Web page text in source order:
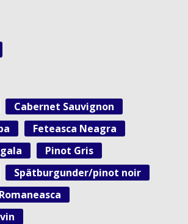
Cabernet Sauvignon
Feteasca Neagra
Pinot Gris
Spätburgunder/pinot noir